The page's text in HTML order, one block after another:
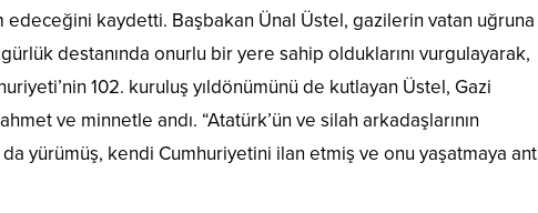
edeceğini kaydetti. Başbakan Ünal Üstel, gazilerin vatan uğruna
destanında onurlu bir yere sahip olduklarını vurgulayarak,
102. kuruluş yıldönümünü de kutlayan Üstel, Gazi
ve minnetle andı. “Atatürk’ün ve silah arkadaşlarının
da yürümüş, kendi Cumhuriyetini ilan etmiş ve onu yaşatmaya ant